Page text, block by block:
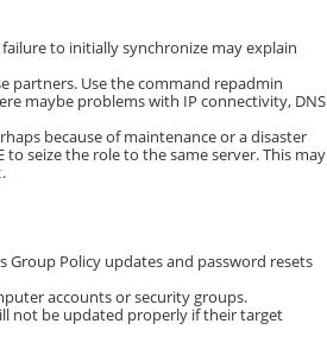
to initially synchronize may explain
partners. Use the command repadmin
maybe problems with IP connectivity, DNS
because of maintenance or a disaster
to seize the role to the same server. This may
.
Policy updates and password resets
accounts or security groups.
not be updated properly if their target